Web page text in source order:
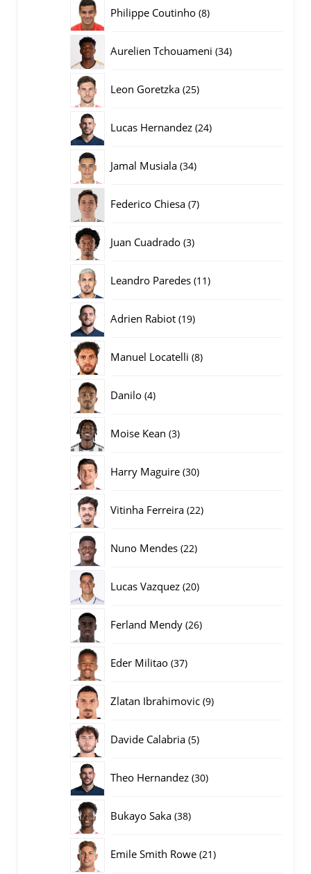
Philippe Coutinho 88
Aurelien Tchouameni 3434
Leon Goretzka 2525
Lucas Hernandez 2424
Jamal Musiala 3434
Federico Chiesa 77
Juan Cuadrado 33
Leandro Paredes 1111
Adrien Rabiot 1919
Manuel Locatelli 88
Danilo 44
Moise Kean 33
Harry Maguire 3030
Vitinha Ferreira 2222
Nuno Mendes 2222
Lucas Vazquez 2020
Ferland Mendy 2626
Eder Militao 3737
Zlatan Ibrahimovic 99
Davide Calabria 55
Theo Hernandez 3030
Bukayo Saka 3838
Emile Smith Rowe 2121